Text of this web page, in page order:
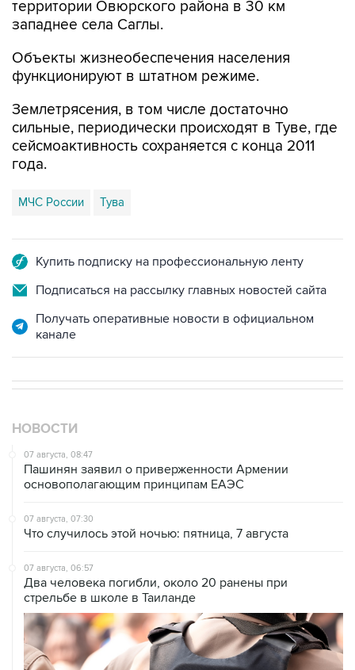
территории Овюрского района в 30 км
западнее села Саглы.
Объекты жизнеобеспечения населения
функционируют в штатном режиме.
Землетрясения, в том числе достаточно
сильные, периодически происходят в Туве, где
сейсмоактивность сохраняется с конца 2011
года.
МЧС России Тува
Купить подписку на профессиональную ленту
Подписаться на рассылку главных новостей сайта
Получать оперативные новости в официальном
канале
НОВОСТИ
07 августа, 08:47
Пашинян заявил о приверженности Армении
основополагающим принципам ЕАЭС
07 августа, 07:30
Что случилось этой ночью: пятница, 7 августа
07 августа, 06:57
Два человека погибли, около 20 ранены при
стрельбе в школе в Таиланде